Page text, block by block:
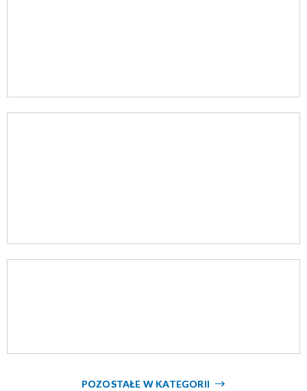
POZOSTAŁE W KATEGORII